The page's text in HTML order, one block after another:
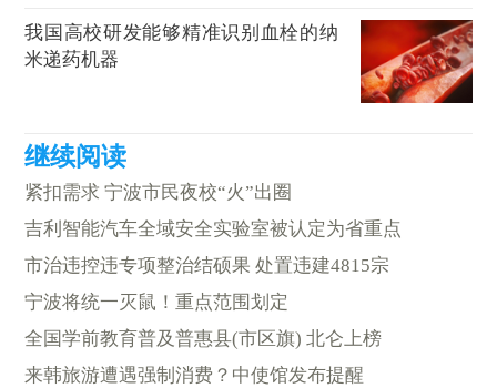
我国高校研发能够精准识别血栓的纳
米递药机器
紧扣需求 宁波市民夜校“火”出圈
吉利智能汽车全域安全实验室被认定为省重点
市治违控违专项整治结硕果 处置违建4815宗
宁波将统一灭鼠！重点范围划定
全国学前教育普及普惠县(市区旗) 北仑上榜
来韩旅游遭遇强制消费？中使馆发布提醒